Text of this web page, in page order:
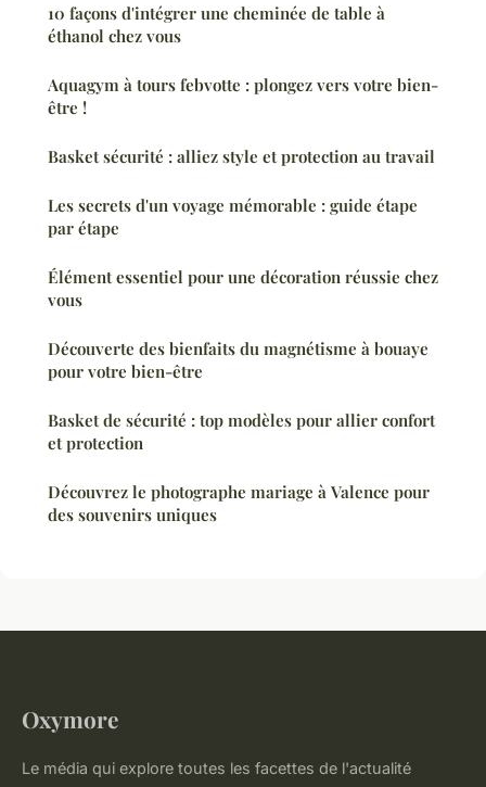
10 façons d'intégrer une cheminée de table à
éthanol chez vous
Aquagym à tours febvotte : plongez vers votre bien-
être !
Basket sécurité : alliez style et protection au travail
Les secrets d'un voyage mémorable : guide étape
par étape
Élément essentiel pour une décoration réussie chez
vous
Découverte des bienfaits du magnétisme à bouaye
pour votre bien-être
Basket de sécurité : top modèles pour allier confort
et protection
Découvrez le photographe mariage à Valence pour
des souvenirs uniques
Oxymore
Le média qui explore toutes les facettes de l'actualité